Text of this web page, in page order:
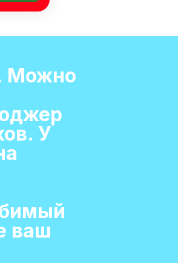
Можно
У
ваш